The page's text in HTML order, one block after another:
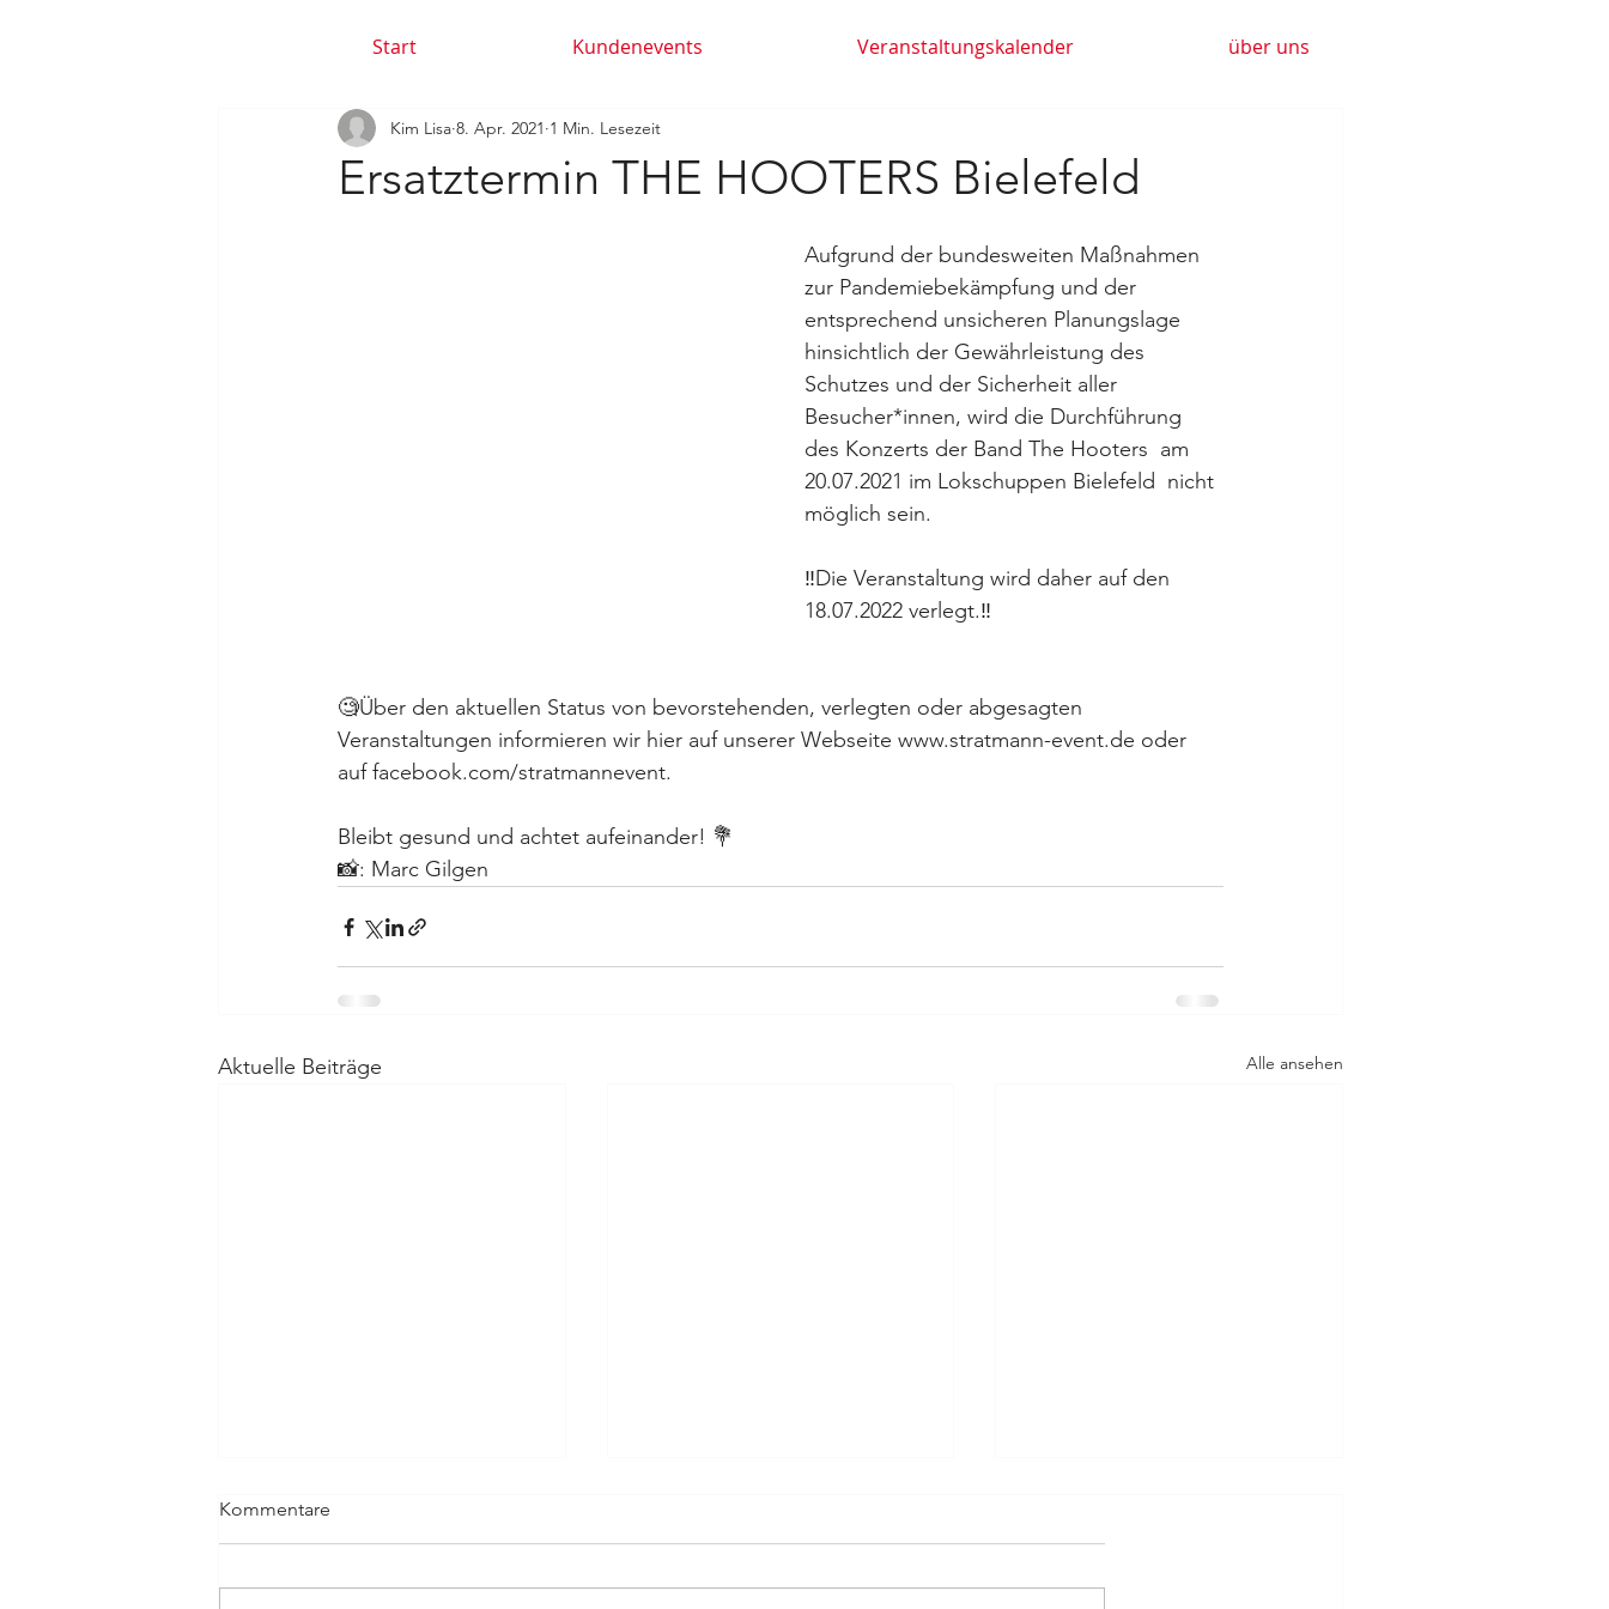
Start Kundenevents Veranstaltungskalender über uns
Ersatztermin THE HOOTERS Bielefeld
Kim Lisa 8. Apr. 2021 1 Min. Lesezeit
Aufgrund der bundesweiten Maßnahmen
zur Pandemiebekämpfung und der
entsprechend unsicheren Planungslage
hinsichtlich der Gewährleistung des
Schutzes und der Sicherheit aller
Besucher*innen, wird die Durchführung
des Konzerts der Band The Hooters  am
20.07.2021 im Lokschuppen Bielefeld  nicht
möglich sein.
‼️Die Veranstaltung wird daher auf den
18.07.2022 verlegt.‼️
🧐Über den aktuellen Status von bevorstehenden, verlegten oder abgesagten
Veranstaltungen informieren wir hier auf unserer Webseite www.stratmann-event.de oder
auf facebook.com/stratmannevent.
Bleibt gesund und achtet aufeinander! 💐
📸: Marc Gilgen
Aktuelle Beiträge Alle ansehen
Kommentare